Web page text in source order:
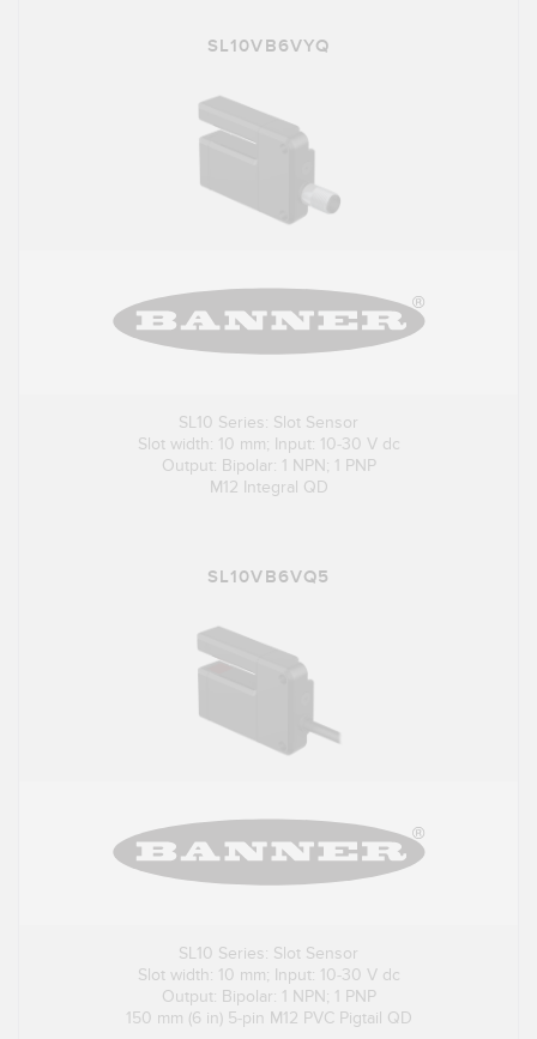
SL10VB6VYQ
SL10 Series: Slot Sensor
Slot width: 10 mm; Input: 10-30 V dc
Output: Bipolar: 1 NPN; 1 PNP
M12 Integral QD
SL10VB6VQ5
SL10 Series: Slot Sensor
Slot width: 10 mm; Input: 10-30 V dc
Output: Bipolar: 1 NPN; 1 PNP
150 mm (6 in) 5-pin M12 PVC Pigtail QD